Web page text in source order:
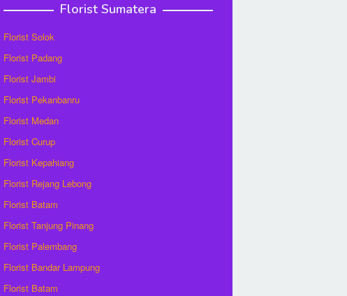
Florist Sumatera
Florist Solok
Florist Padang
Florist Jambi
Florist Pekanbanru
Florist Medan
Florist Curup
Florist Kepahiang
Florist Rejang Lebong
Florist Batam
Florist Tanjung Pinang
Florist Palembang
Florist Bandar Lampung
Florist Batam